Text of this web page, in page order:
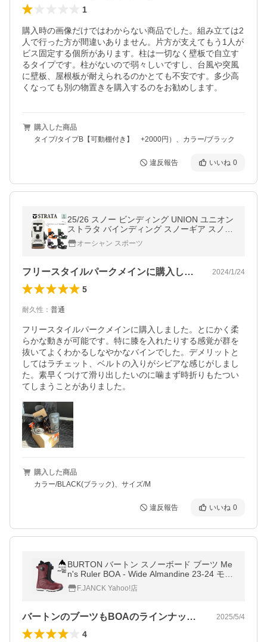
1
購入時の画像だけではわからない商品でした。組み立ては2
人で行った方が間違いありません。片方が支えてもう1人が
ビス固定する個所があります。柱は一切なく壁板で自立す
るタイプです。柱がないので弱々しいですし、台風や突風
に壁板、屋根板が耐えられるのかとても不安です。多少高
くなっても別の物置きを購入するのをお勧めします。
購入した商品
タイプ/タイプB【可動棚付き】 +2000円）、カラー/ブラック
違反報告 いいね 0
25/26 スノー ビンディング UNION ユニオン
ストラタ バインディング スノーギア スノボ
STRATA メンズ 日本正規品
オーシャン スポーツ
フリースタイルパークメインに購入しまし… 2024/1/24
5
耐久性 ： 普通
フリースタイルパークメインに購入しました。とにかく柔
らかな動きが可能です。特に膝を入れたりする感覚が群を
抜いてよくわかるしなやかなバインでした。デメリットと
してはラチェット、ベルトの入りがシビアな感じがしまし
た。素早くつけて滑り出したいのに噛まず時折りもたつい
てしまうことがありました。
購入した商品
カラー/BLACK(ブラック)、サイズ/M
違反報告 いいね 0
BURTON バートン スノーボード ブーツ Me
n's Ruler BOA - Wide Almandine 23-24 モデ
ル F.JANCK Yahoo!店
バートンのブーツもBOAのラインナップ… 2025/5/4
4